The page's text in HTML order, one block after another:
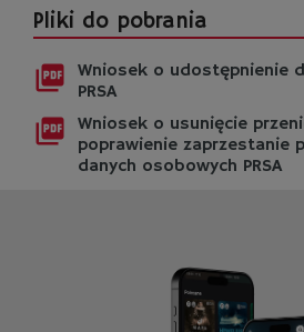
Pliki do pobrania
picture_as_pdf Wniosek o udostępnienie
PRSA
picture_as_pdf Wniosek o usunięcie
poprawienie zaprzestanie
danych osobowych PRSA